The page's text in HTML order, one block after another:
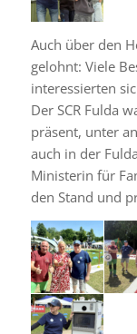
Auch über den
gelohnt: Viele
interessierten
Der SCR Fulda
präsent, unter
auch in der
Ministerin für
den Stand und